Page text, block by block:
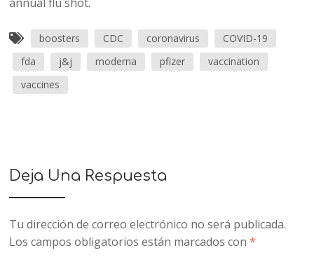
annual flu shot.
boosters CDC coronavirus
COVID-19
fda
j&j moderna pfizer
vaccination
vaccines
Deja Una Respuesta
Tu dirección de correo electrónico no será publicada.
Los campos obligatorios están marcados con*